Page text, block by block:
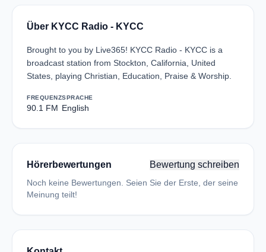
Über KYCC Radio - KYCC
Brought to you by Live365! KYCC Radio - KYCC is a
broadcast station from Stockton, California, United
States, playing Christian, Education, Praise & Worship.
FREQUENZ
90.1 FM
SPRACHE
English
Hörerbewertungen Bewertung schreiben
Noch keine Bewertungen. Seien Sie der Erste, der seine
Meinung teilt!